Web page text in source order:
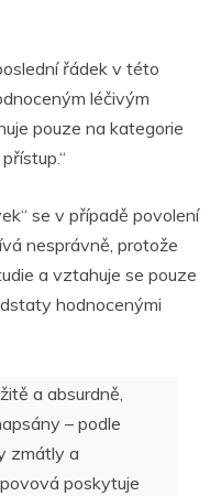
řádek v této
léčivým
pouze na kategorie
se v případě povolení
nesprávně, protože
a vztahuje se pouze
hodnocenými
a absurdně,
– podle
zmátly a
poskytuje